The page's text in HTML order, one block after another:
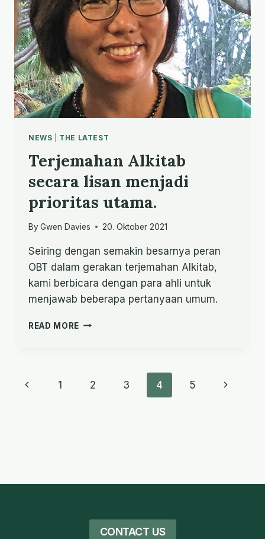
NEWS THE LATEST
Terjemahan Alkitab
secara lisan menjadi
prioritas utama.
By Gwen Davies 20. Oktober 2021
Seiring dengan semakin besarnya peran
OBT dalam gerakan terjemahan Alkitab,
kami berbicara dengan para ahli untuk
menjawab beberapa pertanyaan umum.
READ MORE TERJEMAHAN
PRIORITAS
Page
Previous
1 2 3 4 5
Next
CONTACT US